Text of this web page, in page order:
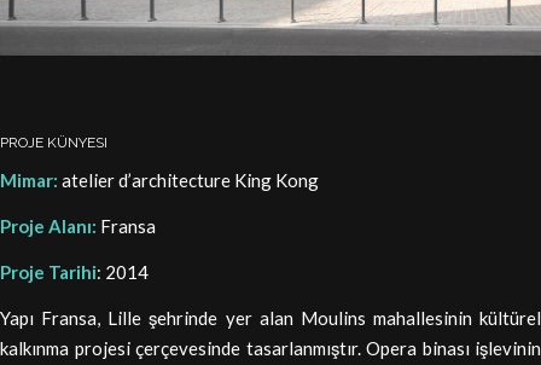
PROJE KÜNYESI
Mimar: atelier d’architecture King Kong
Proje Alanı: Fransa
Proje Tarihi: 2014
Yapı Fransa, Lille şehrinde yer alan Moulins mahallesinin kültürel
kalkınma projesi çerçevesinde tasarlanmıştır. Opera binası işlevinin